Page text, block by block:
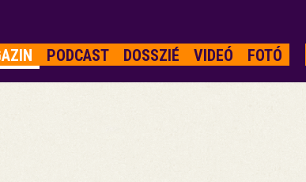
PODCAST DOSSZIÉ VIDEÓ FOTÓ